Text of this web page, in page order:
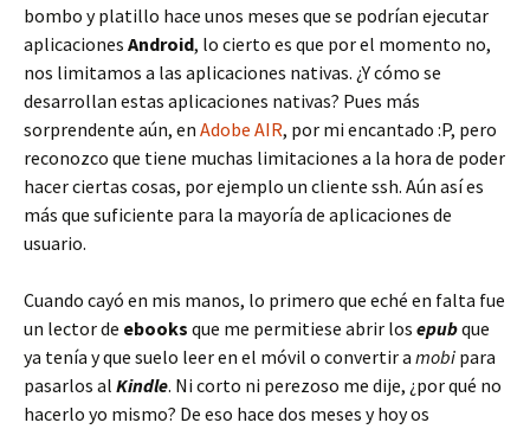
bombo y platillo hace unos meses que se podrían ejecutar
aplicaciones Android, lo cierto es que por el momento no,
nos limitamos a las aplicaciones nativas. ¿Y cómo se
desarrollan estas aplicaciones nativas? Pues más
sorprendente aún, en Adobe AIR, por mi encantado :P, pero
reconozco que tiene muchas limitaciones a la hora de poder
hacer ciertas cosas, por ejemplo un cliente ssh. Aún así es
más que suficiente para la mayoría de aplicaciones de
usuario.
Cuando cayó en mis manos, lo primero que eché en falta fue
un lector de ebooks que me permitiese abrir los epubque
ya tenía y que suelo leer en el móvil o convertir a mobi para
pasarlos al Kindle. Ni corto ni perezoso me dije, ¿por qué no
hacerlo yo mismo? De eso hace dos meses y hoy os